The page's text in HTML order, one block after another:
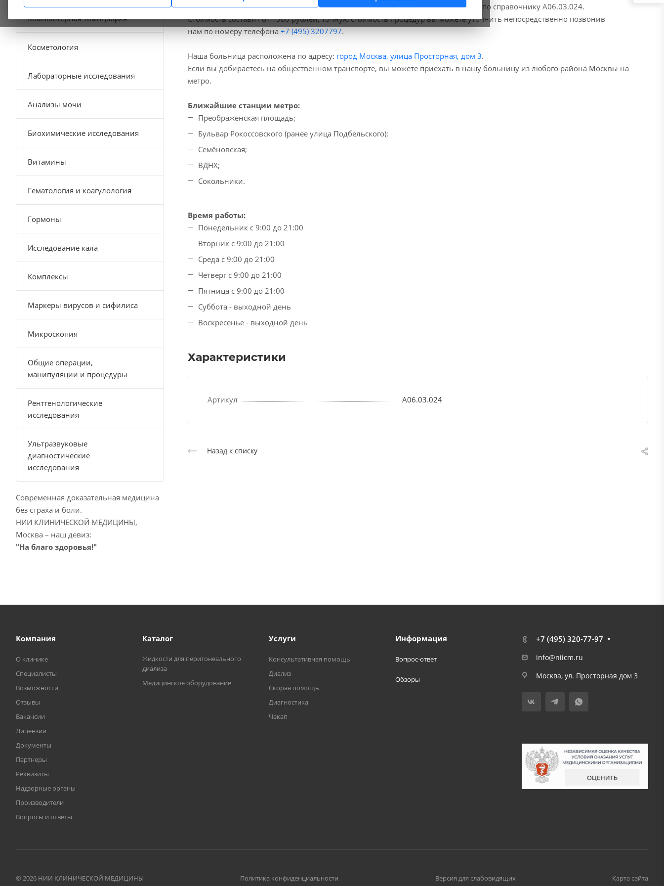
В нашей больнице вы можете пройти процедуры Рентгенография грудины, код по справочнику A06.03.024.
Стоимость составит от 1500 рублей, точную стоимость процедур вы можете уточнить непосредственно позвонив
нам по номеру телефона +7 (495) 3207797.
Наша больница расположена по адресу: город Москва, улица Просторная, дом 3.
Если вы добираетесь на общественном транспорте, вы можете приехать в нашу больницу из любого района Москвы на
метро.
Ближайшие станции метро:
Преображенская площадь;
Бульвар Рокоссовского (ранее улица Подбельского);
Семёновская;
ВДНХ;
Сокольники.
Время работы:
Понедельник с 9:00 до 21:00
Вторник с 9:00 до 21:00
Среда с 9:00 до 21:00
Четверг с 9:00 до 21:00
Пятница с 9:00 до 21:00
Суббота - выходной день
Воскресенье - выходной день
Характеристики
Артикул A06.03.024
Назад к списку
Компьютерная томография
Косметология
Лабораторные исследования
Анализы мочи
Биохимические исследования
Витамины
Гематология и коагулология
Гормоны
Исследование кала
Комплексы
Маркеры вирусов и сифилиса
Микроскопия
Общие операции,
манипуляции и процедуры
Рентгенологические
исследования
Ультразвуковые
диагностические
исследования
Современная доказательная медицина
без страха и боли.
НИИ КЛИНИЧЕСКОЙ МЕДИЦИНЫ,
Москва – наш девиз:
"На благо здоровья!"
Компания
О клинике
Специалисты
Возможности
Отзывы
Вакансии
Лицензии
Документы
Партнеры
Реквизиты
Надзорные органы
Производители
Вопросы и ответы
Каталог
Жидкости для перитонеального
диализа
Медицинское оборудование
Услуги
Консультативная помощь
Диализ
Скорая помощь
Диагностика
Чекап
Информация
Вопрос-ответ
Обзоры
+7 (495) 320-77-97
info@niicm.ru
Москва, ул. Просторная дом 3
© 2026 НИИ КЛИНИЧЕСКОЙ МЕДИЦИНЫ Политика конфиденциальности Версия для слабовидящих Карта сайта